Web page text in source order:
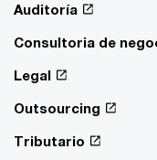
Auditoría
Consultoria de
Legal
Outsourcing
Tributario